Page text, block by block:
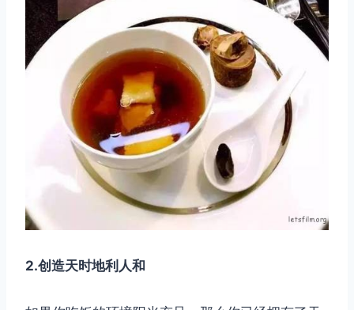
2.创造天时地利人和